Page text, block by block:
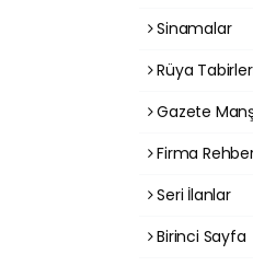
Sinamalar
Rüya
Gazete
Firma
Seri İlanlar
Birinci Sayfa